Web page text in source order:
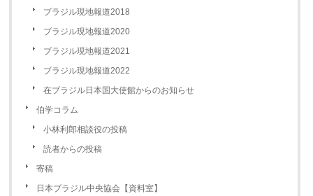
ブラジル現地報道2018
ブラジル現地報道2020
ブラジル現地報道2021
ブラジル現地報道2022
在ブラジル日本国大使館からのお知らせ
伯学コラム
小林利郎相談役の投稿
読者からの投稿
寄稿
日本ブラジル中央協会【資料室】